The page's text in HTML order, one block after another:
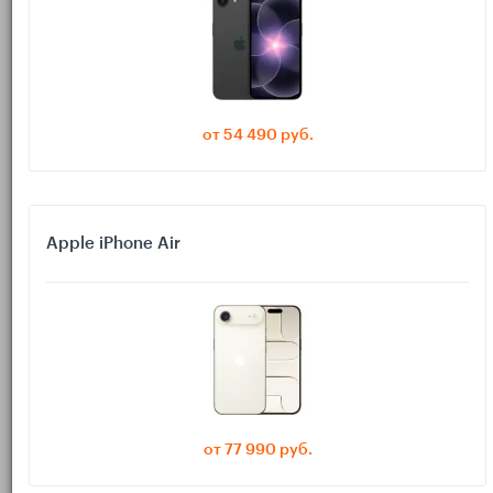
Apple TV 4K стоит брать, если:
в семье хотя бы один‑два человека активно пользуются
планшетом Apple iPad или ноутбуком Apple
вы пользуетесь iCloud, Apple Music, Apple Arcade,
есть планы на умный дом (датчики, лампы, замки) с
от 54 490 руб.
Apple iPhone Air
от 77 990 руб.